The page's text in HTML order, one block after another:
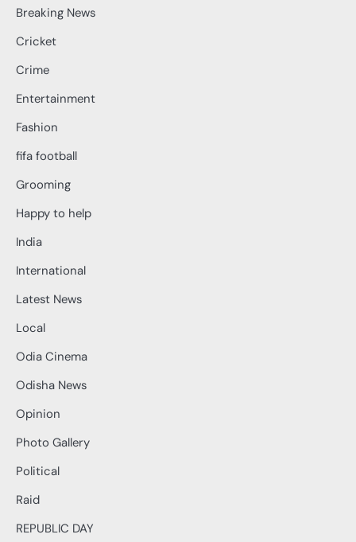
Breaking News
Cricket
Crime
Entertainment
Fashion
fifa football
Grooming
Happy to help
India
International
Latest News
Local
Odia Cinema
Odisha News
Opinion
Photo Gallery
Political
Raid
REPUBLIC DAY